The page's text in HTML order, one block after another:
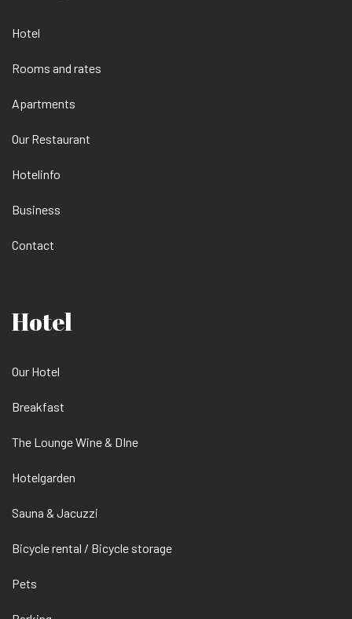
Hotel
Rooms and rates
Apartments
Our Restaurant
Hotelinfo
Business
Contact
Hotel
Our Hotel
Breakfast
The Lounge Wine & DIne
Hotelgarden
Sauna & Jacuzzi
Bicycle rental / Bicycle storage
Pets